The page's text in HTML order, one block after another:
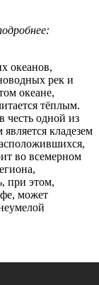
океанов,
рек и
океане,
тёплым.
честь одной из
кладезем
во всемерном
при этом,
может